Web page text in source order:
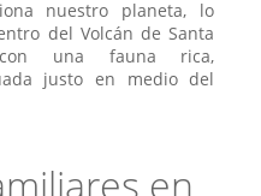
nuestro planeta, lo
del Volcán de Santa
una fauna rica,
justo en medio del
en